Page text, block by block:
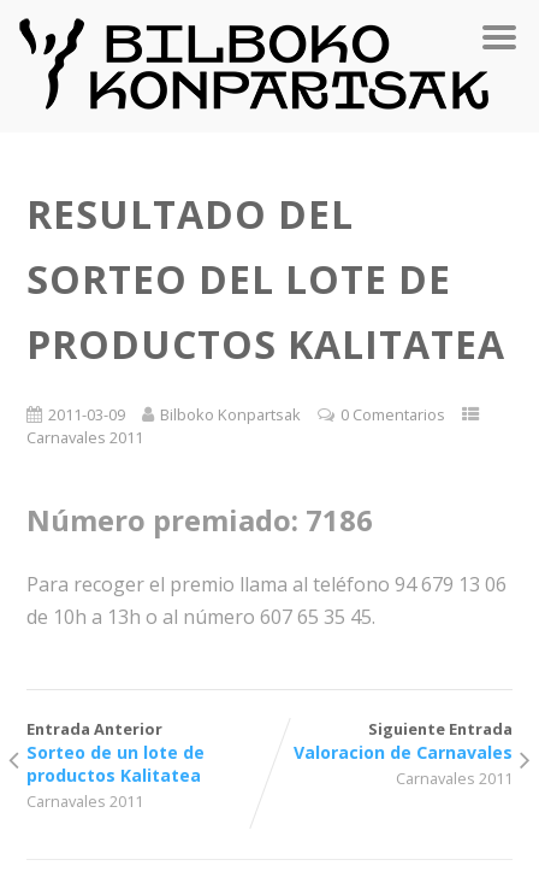
RESULTADO DEL
SORTEO DEL LOTE DE
PRODUCTOS KALITATEA
2011-03-09 Bilboko Konpartsak
0 Comentarios
Carnavales 2011
Número premiado: 7186
Para recoger el premio llama al teléfono 94 679 13 06
de 10h a 13h o al número 607 65 35 45.
Entrada Anterior
Sorteo de un lote de
productos Kalitatea
Carnavales 2011
Siguiente Entrada
Valoracion de Carnavales
Carnavales 2011